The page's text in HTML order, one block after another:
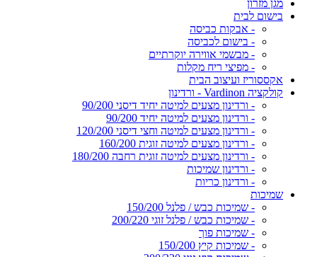
מגן מזרון
בישום לבית
- אבקות כביסה
- בישום לכביסה
- מבשמי אווירה יוקרתיים
- מפיצי ריח מקלות
אקססוריז ועיצוב הבית
קולקציה Vardinon - ורדינון
- ורדינון מצעים למיטה יחיד דיסני 90/200
- ורדינון מצעים למיטה יחיד 90/200
- ורדינון מצעים למיטה וחצי דיסני 120/200
- ורדינון מצעים למיטה זוגית 160/200
- ורדינון מצעים למיטה זוגית רחבה 180/200
- ורדינון שמיכות
- ורדינון כריות
שמיכות
- שמיכות כבש / פלנל 150/200
- שמיכות כבש / פלנל זוגי 200/220
- שמיכות פוך
- שמיכות קיץ 150/200